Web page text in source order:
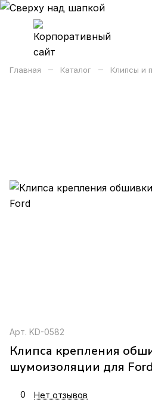
Главная – Каталог – Клипсы и
Арт. KD-0582
Клипса крепления
шумоизоляции для Ford
0 Нет отзывов